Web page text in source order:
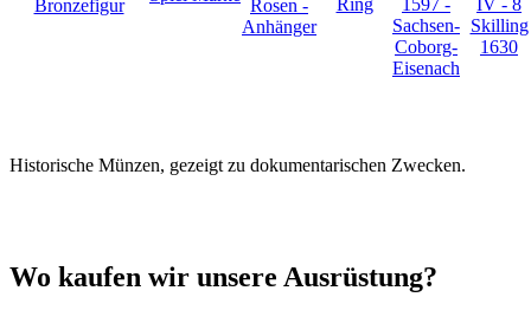
Bronzefigur
Rosen -
Anhänger
Ring
1597 -
Sachsen-
Coborg-
Eisenach
IV - 8
Skilling
1630
Historische Münzen, gezeigt zu dokumentarischen Zwecken.
Wo kaufen wir unsere Ausrüstung?